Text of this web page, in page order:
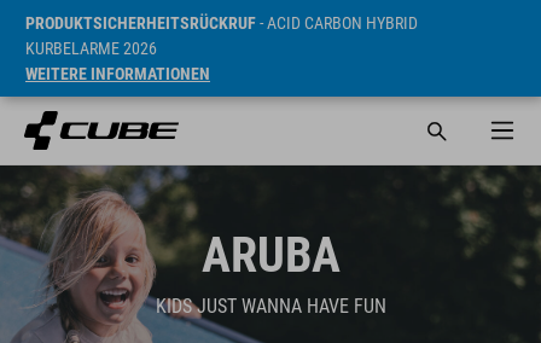
PRODUKTSICHERHEITSRÜCKRUF- ACID CARBON HYBRID
KURBELARME 2026
WEITERE INFORMATIONEN
ARUBA
KIDS JUST WANNA HAVE FUN